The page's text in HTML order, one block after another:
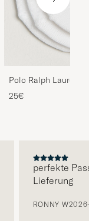
Polo Ralph Lauren
Show Big Pony Pony
25€
perfekte
Lieferung
RONNY W